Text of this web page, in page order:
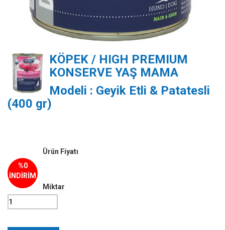
KÖPEK / HIGH PREMIUM
KONSERVE YAŞ MAMA
Modeli : Geyik Etli & Patatesli
(400 gr)
%0
İNDİRİM
Ürün Fiyatı
Miktar